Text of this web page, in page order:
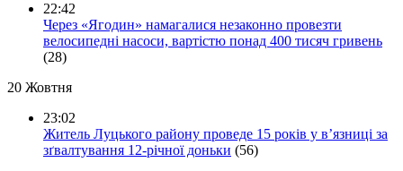
22:42
Через «Ягодин» намагалися незаконно провезти
велосипедні насоси, вартістю понад 400 тисяч гривень
(28)
20 Жовтня
23:02
Житель Луцького району проведе 15 років у в’язниці за
зґвалтування 12-річної доньки (56)